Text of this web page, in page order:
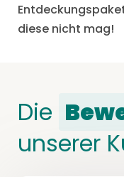
diese nicht mag!
Die
unserer